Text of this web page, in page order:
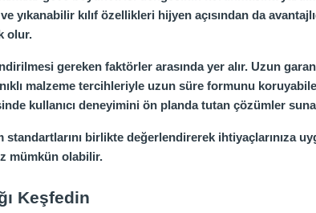
kılıf özellikleri hijyen açısından da
olur.
gereken faktörler arasında yer alır. Uzun
malzeme tercihleriyle uzun süre formunu
kullanıcı deneyimini ön planda tutan çözümler
birlikte değerlendirerek ihtiyaçlarınıza
mümkün olabilir.
Keşfedin